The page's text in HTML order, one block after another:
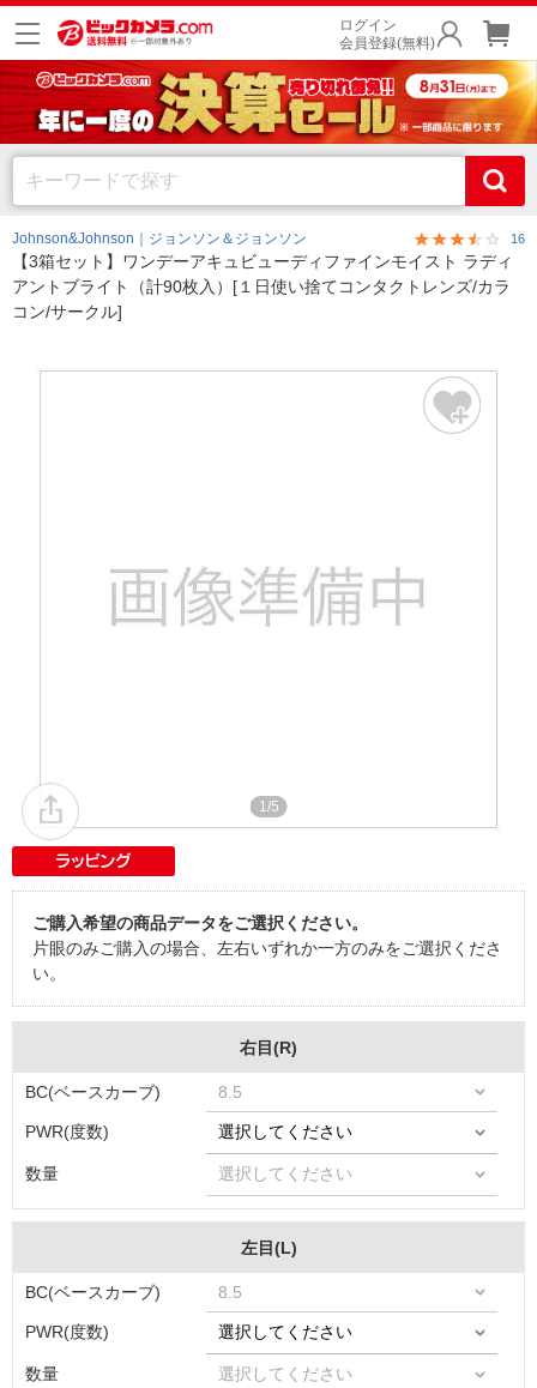
ログイン
会員登録(無料)
Johnson&Johnson｜ジョンソン＆ジョンソン 16
【3箱セット】ワンデーアキュビューディファインモイスト ラディ
アントブライト（計90枚入）[１日使い捨てコンタクトレンズ/カラ
コン/サークル]
1/5
ご購入希望の商品データをご選択ください。
片眼のみご購入の場合、左右いずれか一方のみをご選択くださ
い。
右目(R)
BC(ベースカーブ)
PWR(度数)
数量
左目(L)
BC(ベースカーブ)
PWR(度数)
数量